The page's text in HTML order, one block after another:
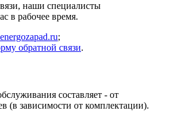
наши специалисты
в рабочее время.
;
обратной связи.
составляет - от
(в зависимости от комплектации).